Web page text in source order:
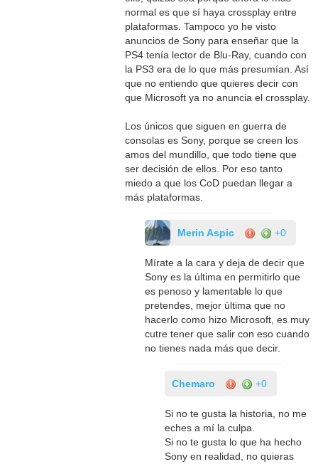
normal es que sí haya crossplay entre
plataformas. Tampoco yo he visto
anuncios de Sony para enseñar que la
PS4 tenía lector de Blu-Ray, cuando con
la PS3 era de lo que más presumían. Así
que no entiendo que quieres decir con
que Microsoft ya no anuncia el crossplay.
Los únicos que siguen en guerra de
consolas es Sony, porque se creen los
amos del mundillo, que todo tiene que
ser decisión de ellos. Por eso tanto
miedo a que los CoD puedan llegar a
más plataformas.
Merin Aspic +0
Mírate a la cara y deja de decir que
Sony es la última en permitirlo que
es penoso y lamentable lo que
pretendes, mejor última que no
hacerlo como hizo Microsoft, es muy
cutre tener que salir con eso cuando
no tienes nada más que decir.
Chemaro +0
Si no te gusta la historia, no me
eches a mí la culpa.
Si no te gusta lo que ha hecho
Sony en realidad, no quieras